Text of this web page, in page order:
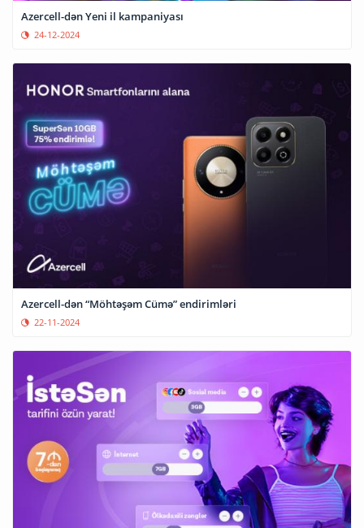
Azercell-dən Yeni il kampaniyası
24-12-2024
Azercell-dən “Möhtəşəm Cümə” endirimləri
22-11-2024